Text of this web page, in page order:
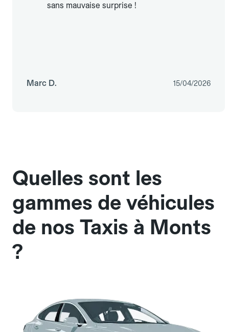
sans mauvaise surprise !
Marc D. 15/04/2026
Quelles sont les
gammes de véhicules
de nos Taxis à Monts
?